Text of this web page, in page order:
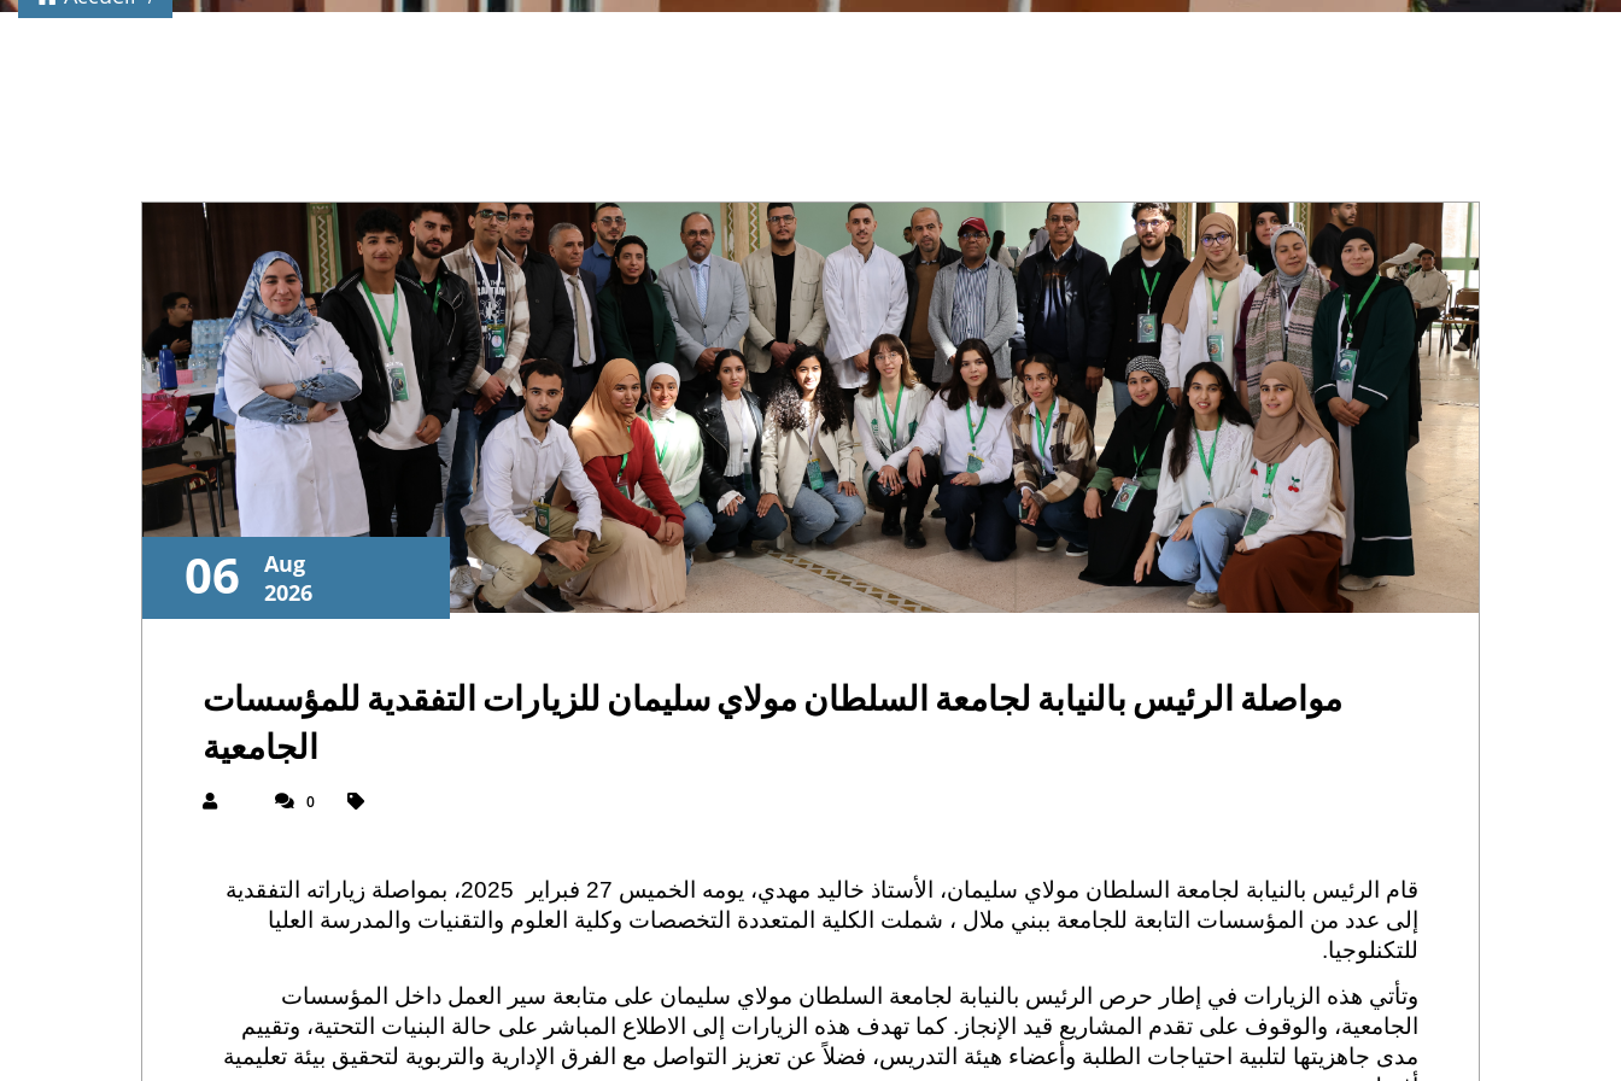
06
Aug
2026
مواصلة الرئيس بالنيابة لجامعة السلطان مولاي سليمان للزيارات التفقدية للمؤسسات
الجامعية
0
قام الرئيس بالنيابة لجامعة السلطان مولاي سليمان، الأستاذ خاليد مهدي، يومه الخميس 27 فبراير 2025، بمواصلة زياراته التفقدية
إلى عدد من المؤسسات التابعة للجامعة ببني ملال ، شملت الكلية المتعددة التخصصات وكلية العلوم والتقنيات والمدرسة العليا
للتكنلوجيا.
وتأتي هذه الزيارات في إطار حرص الرئيس بالنيابة لجامعة السلطان مولاي سليمان على متابعة سير العمل داخل المؤسسات
الجامعية، والوقوف على تقدم المشاريع قيد الإنجاز. كما تهدف هذه الزيارات إلى الاطلاع المباشر على حالة البنيات التحتية، وتقييم
مدى جاهزيتها لتلبية احتياجات الطلبة وأعضاء هيئة التدريس، فضلاً عن تعزيز التواصل مع الفرق الإدارية والتربوية لتحقيق بيئة تعليمية